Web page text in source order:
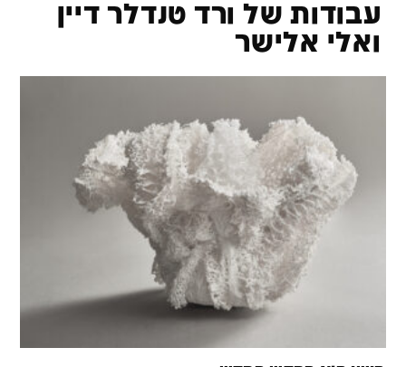
עבודות של ורד טנדלר דיין
ואלי אלישר